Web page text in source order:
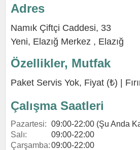
Adres
Namık Çiftçi Caddesi, 33
Yeni, Elazığ Merkez , Elazığ
Özellikler, Mutfak
Paket Servis Yok, Fiyat (₺) |
Çalışma Saatleri
Pazartesi: 09:00-22:00 (Şu Anda
Salı:
09:00-22:00
Çarşamba:09:00-22:00